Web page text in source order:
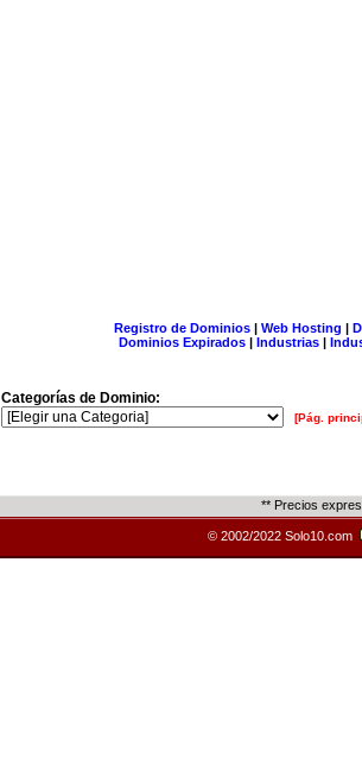
Registro de Dominios| Web Hosting |
Dominios Expirados | Industrias |
Categorías de Dominio:
[Pág.
** Precios
© 2002/2022 Solo10.com